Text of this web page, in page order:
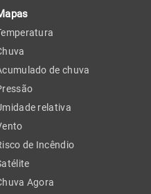
de chuva
relativa
de Incêndio
Agora